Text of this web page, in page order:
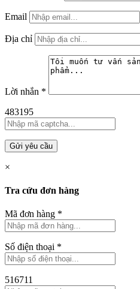
Email
Địa chỉ
Lời nhắn *
483195
Gửi yêu cầu
×
Tra cứu đơn hàng
Mã đơn hàng *
Số điện thoại *
516711